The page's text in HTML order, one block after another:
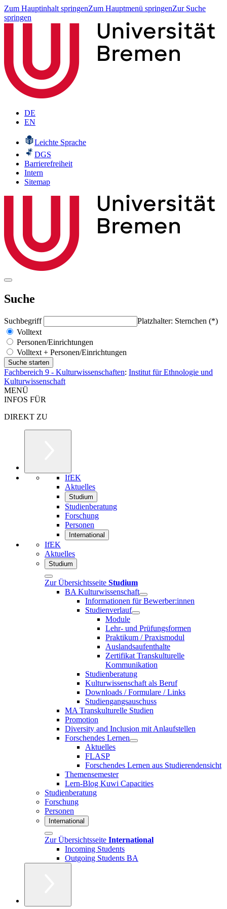
Zum Hauptinhalt springenZum Hauptmenü springenZur Suche
springen
DE
EN
Leichte Sprache
DGS
Barrierefreiheit
Intern
Sitemap
Suche
Suchbegriff
Platzhalter: Sternchen (*)
Volltext
Personen/Einrichtungen
Volltext + Personen/Einrichtungen
Fachbereich 9 - Kulturwissenschaften: Institut für Ethnologie und
Kulturwissenschaft
MENÜ
INFOS FÜR
DIREKT ZU
IfEK
Aktuelles
Studium
Studienberatung
Forschung
Personen
International
IfEK
Aktuelles
Studium
Zur Übersichtsseite Studium
BA Kulturwissenschaft
Informationen für Bewerber:innen
Studienverlauf
Module
Lehr- und Prüfungsformen
Praktikum / Praxismodul
Auslandsaufenthalte
Zertifikat Transkulturelle
Kommunikation
Studienberatung
Kulturwissenschaft als Beruf
Downloads / Formulare / Links
Studiengangsauschuss
MA Transkulturelle Studien
Promotion
Diversity and Inclusion mit Anlaufstellen
Forschendes Lernen
Aktuelles
FLASP
Forschendes Lernen aus Studierendensicht
Themensemester
Lern-Blog Kuwi Capacities
Studienberatung
Forschung
Personen
International
Zur Übersichtsseite International
Incoming Students
Outgoing Students BA